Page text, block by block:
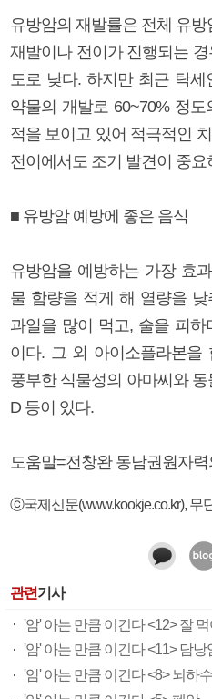
유방암의 재발률은 전체 유
재발이나 전이가 진행되는
도로 낮다. 하지만 최근 탁
약물의 개발로 60~70% 정
적을 보이고 있어 적극적인
전이에서도 조기 발견이 중요
■ 유방암 예방에 좋은 음식
유방암을 예방하는 가장 효
물 함량을 적게 해 열량을
과일을 많이 먹고, 술을 피
이다. 그 외 아이소플라본을
풍부한 식물성의 아마씨와
D 등이 있다.
도움말=전창완 동남권원자
ⓒ국제신문(www.kookje.co.kr), 무
관련기사
'암' 아는 만큼 이긴다 <12> 잘
'암' 아는 만큼 이긴다 <11> 담낭
'암' 아는 만큼 이긴다 <8> 뇌하